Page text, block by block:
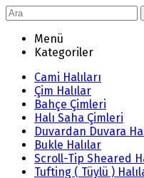
Menü
Kategoriler
Cami Halıları
Çim Halılar
Bahçe Çimleri
Halı Saha Çimleri
Duvardan Duvara
Bukle Halılar
Scroll-Tip Sheared
Tufting ( Tüylü )